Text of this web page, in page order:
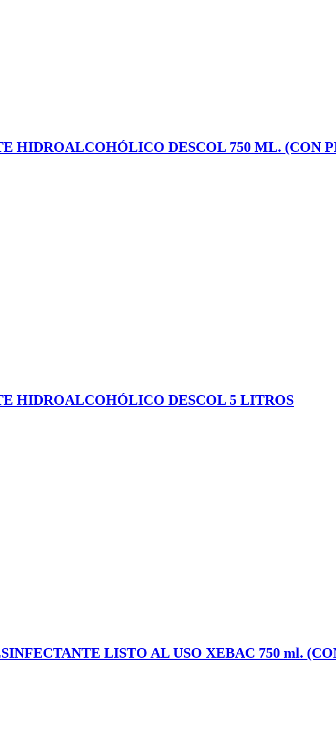
HIDROALCOHÓLICO DESCOL 750 ML. (CON
HIDROALCOHÓLICO DESCOL 5 LITROS
LISTO AL USO XEBAC 750 ml.